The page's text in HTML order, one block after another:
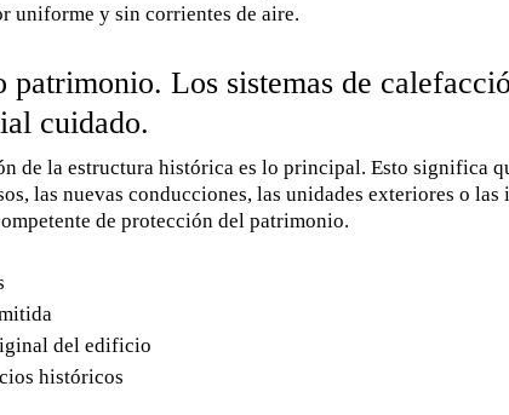
uniforme y sin corrientes de aire.
patrimonio. Los sistemas de
cuidado.
de la estructura histórica es lo principal. Esto significa
las nuevas conducciones, las unidades exteriores o
de protección del patrimonio.
del edificio
históricos